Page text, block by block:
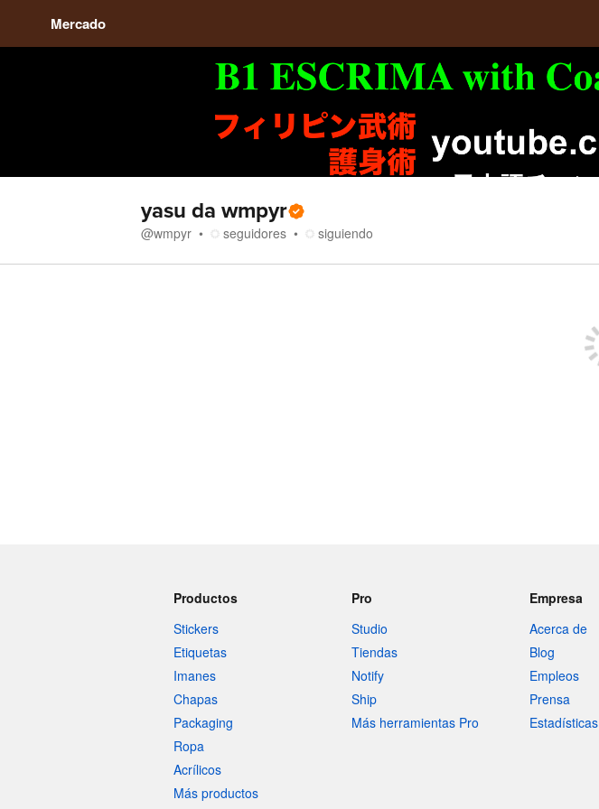
Mercado
yasu da wmpyr
@wmpyr seguidores siguiendo
Productos
Stickers
Etiquetas
Imanes
Chapas
Packaging
Ropa
Acrílicos
Más productos
Pro
Studio
Tiendas
Notify
Ship
Más herramientas Pro
Empresa
Acerca de
Blog
Empleos
Prensa
Estadísticas